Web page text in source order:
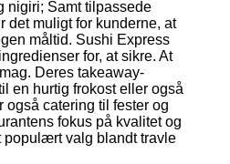
nigiri; Samt tilpassede
det muligt for kunderne, at
måltid. Sushi Express
for, at sikre. At
Deres takeaway-
en hurtig frokost eller også
også catering til fester og
fokus på kvalitet og
populært valg blandt travle